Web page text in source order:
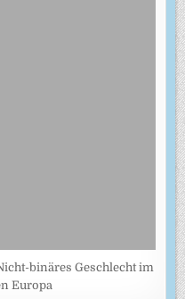
binäres Geschlecht im
Europa